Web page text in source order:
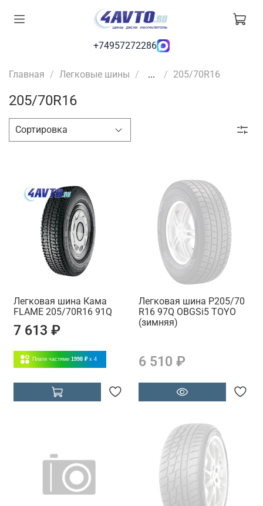
+74957272286
Главная Легковые шины ... 205/70R16
205/70R16
Легковая шина Кама
FLAME 205/70R16 91Q
7 613 ₽
Плати частями 1998 ₽ x 4
Легковая шина P205/70
R16 97Q OBGSi5 TOYO
(зимняя)
6 510 ₽